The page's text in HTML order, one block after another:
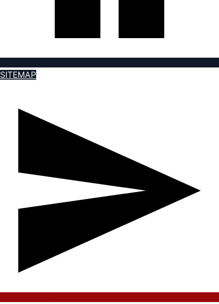
SITEMAP